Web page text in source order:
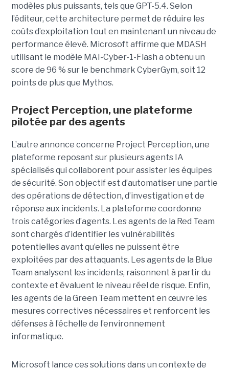
modèles plus puissants, tels que GPT-5.4. Selon
l’éditeur, cette architecture permet de réduire les
coûts d’exploitation tout en maintenant un niveau de
performance élevé. Microsoft affirme que MDASH
utilisant le modèle MAI-Cyber-1-Flash a obtenu un
score de 96 % sur le benchmark CyberGym, soit 12
points de plus que Mythos.
Project Perception, une plateforme
pilotée par des agents
L’autre annonce concerne Project Perception, une
plateforme reposant sur plusieurs agents IA
spécialisés qui collaborent pour assister les équipes
de sécurité. Son objectif est d’automatiser une partie
des opérations de détection, d’investigation et de
réponse aux incidents. La plateforme coordonne
trois catégories d’agents. Les agents de la Red Team
sont chargés d’identifier les vulnérabilités
potentielles avant qu’elles ne puissent être
exploitées par des attaquants. Les agents de la Blue
Team analysent les incidents, raisonnent à partir du
contexte et évaluent le niveau réel de risque. Enfin,
les agents de la Green Team mettent en œuvre les
mesures correctives nécessaires et renforcent les
défenses à l’échelle de l’environnement
informatique.
Microsoft lance ces solutions dans un contexte de